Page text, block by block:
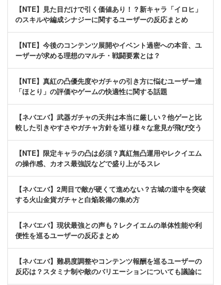
【NTE】見た目だけで引く価値あり！？新キャラ「イロヒ」
のスキルや編成シナジーに関するユーザーの反応まとめ
【NTE】今後のコンテンツ展開やイベント過密への本音、ユ
ーザーが求める理想のマルチ・戦闘要素とは？
【NTE】真紅の凸優先度やガチャの引き方に悩むユーザー達
「ほとり」の評価やゲームの快適性に関する話題
【ネバエバ】武器ガチャの天井は本当に厳しい？他ゲーと比
較した引きやすさやガチャ方針を巡り様々な意見が飛び交う
【NTE】限定キャラの凸は必須？真紅無凸運用やレクイエム
の操作感、カオス最強説などで盛り上がるスレ
【ネバエバ】2周目で敵が硬くて進めない？古城の道中を突破
する火山金貨ガチャと白焔装備の集め方
【ネバエバ】現状最強との声も？レクイエムの単体性能や利
便性を巡るユーザーの反応まとめ
【ネバエバ】難易度調整やコンテンツ報酬を巡るユーザーの
反応は？スタミナ制や敵のバリエーションについても議論に